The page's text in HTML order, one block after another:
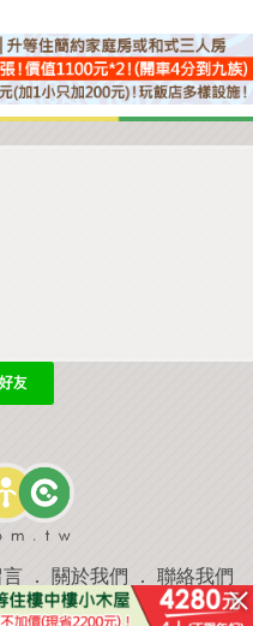
言 ． 關於我們 ． 聯絡我們
．推薦景點． APP下載